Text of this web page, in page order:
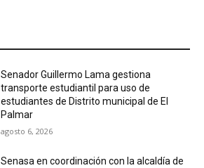
Senador Guillermo Lama gestiona
transporte estudiantil para uso de
estudiantes de Distrito municipal de El
Palmar
agosto 6, 2026
Senasa en coordinación con la alcaldía de